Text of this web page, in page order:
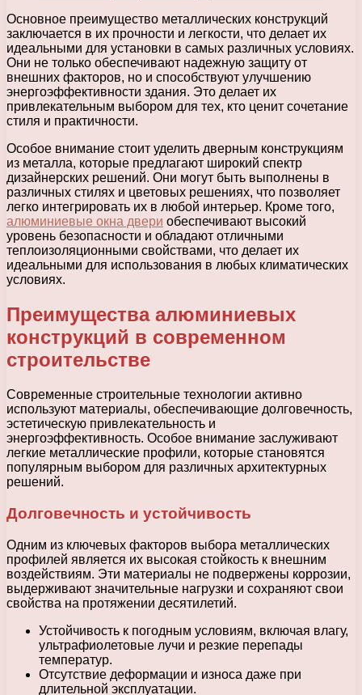
Основное преимущество металлических конструкций
заключается в их прочности и легкости, что делает их
идеальными для установки в самых различных условиях.
Они не только обеспечивают надежную защиту от
внешних факторов, но и способствуют улучшению
энергоэффективности здания. Это делает их
привлекательным выбором для тех, кто ценит сочетание
стиля и практичности.
Особое внимание стоит уделить дверным конструкциям
из металла, которые предлагают широкий спектр
дизайнерских решений. Они могут быть выполнены в
различных стилях и цветовых решениях, что позволяет
легко интегрировать их в любой интерьер. Кроме того,
алюминиевые окна двери обеспечивают высокий
уровень безопасности и обладают отличными
теплоизоляционными свойствами, что делает их
идеальными для использования в любых климатических
условиях.
Преимущества алюминиевых
конструкций в современном
строительстве
Современные строительные технологии активно
используют материалы, обеспечивающие долговечность,
эстетическую привлекательность и
энергоэффективность. Особое внимание заслуживают
легкие металлические профили, которые становятся
популярным выбором для различных архитектурных
решений.
Долговечность и устойчивость
Одним из ключевых факторов выбора металлических
профилей является их высокая стойкость к внешним
воздействиям. Эти материалы не подвержены коррозии,
выдерживают значительные нагрузки и сохраняют свои
свойства на протяжении десятилетий.
Устойчивость к погодным условиям, включая влагу,
ультрафиолетовые лучи и резкие перепады
температур.
Отсутствие деформации и износа даже при
длительной эксплуатации.